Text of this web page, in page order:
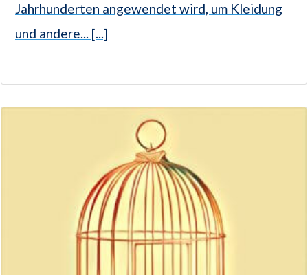
Jahrhunderten angewendet wird, um Kleidung
und andere... [...]